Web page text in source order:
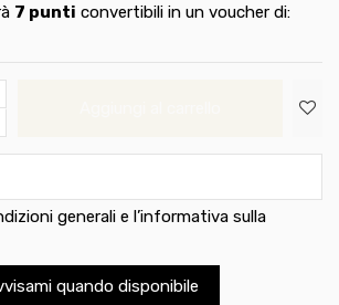
7 punti convertibili in un voucher di:
generali e l’informativa sulla
quando disponibile